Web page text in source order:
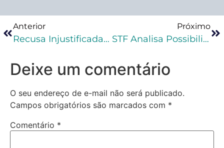
Anterior
Recusa Injustificada Do MP Em Oferecer ANPP É Ilegal E Autoriza A Rejeição Da Denúncia
Próximo
STF Analisa Possibilidade De Novo Júri Em Caso De Absolvição Contrária Às Provas Do Processo
Deixe um comentário
O seu endereço de e-mail não será publicado.
Campos obrigatórios são marcados com *
Comentário *